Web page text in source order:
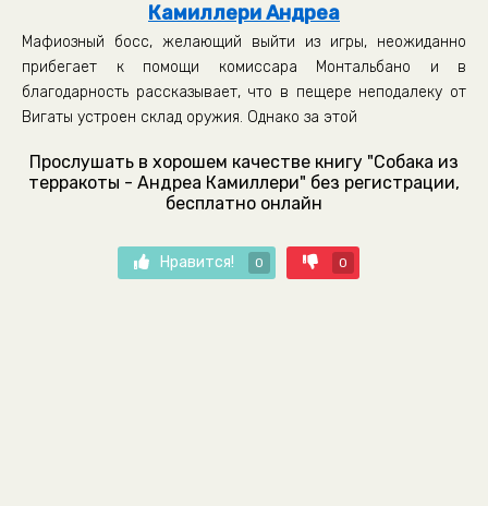
Камиллери Андреа
Мафиозный босс, желающий выйти из игры, неожиданно
прибегает к помощи комиссара Монтальбано и в
благодарность рассказывает, что в пещере неподалеку от
Вигаты устроен склад оружия. Однако за этой
Прослушать в хорошем качестве книгу "Собака из
терракоты - Андреа Камиллери" без регистрации,
бесплатно онлайн
Нравится! 0 0